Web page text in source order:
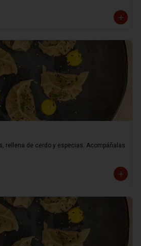
rellena de cerdo y especias. Acompáñalas